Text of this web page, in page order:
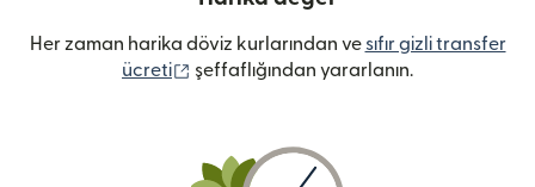
Her zaman harika döviz kurlarından ve sıfır gizli transfer
ücreti
(yeni pencerede açılır)
şeffaflığından yararlanın.